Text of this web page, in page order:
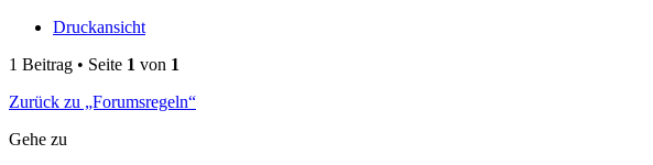
Druckansicht
1 Beitrag • Seite 1 von 1
Zurück zu „Forumsregeln“
Gehe zu